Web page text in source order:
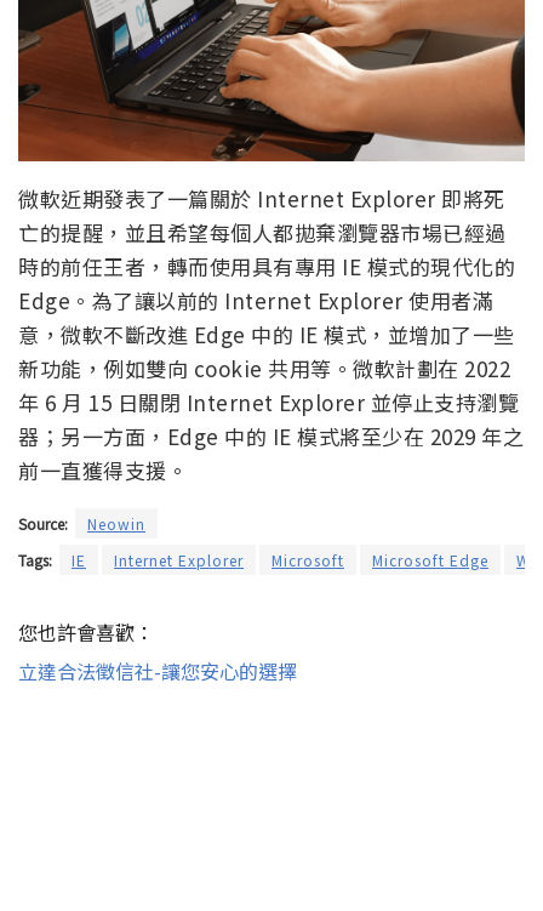
微軟近期發表了一篇關於 Internet Explorer 即將死
亡的提醒，並且希望每個人都拋棄瀏覽器市場已經過
時的前任王者，轉而使用具有專用 IE 模式的現代化的
Edge。為了讓以前的 Internet Explorer 使用者滿
意，微軟不斷改進 Edge 中的 IE 模式，並增加了一些
新功能，例如雙向 cookie 共用等。微軟計劃在 2022
年 6 月 15 日關閉 Internet Explorer 並停止支持瀏覽
器；另一方面，Edge 中的 IE 模式將至少在 2029 年之
前一直獲得支援。
Source:
Neowin
Tags:
IE Internet Explorer Microsoft Microsoft Edge
您也許會喜歡：
立達合法徵信社-讓您安心的選擇